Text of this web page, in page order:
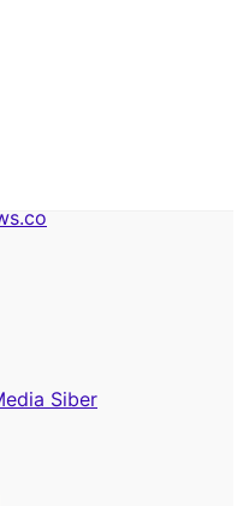
Siber